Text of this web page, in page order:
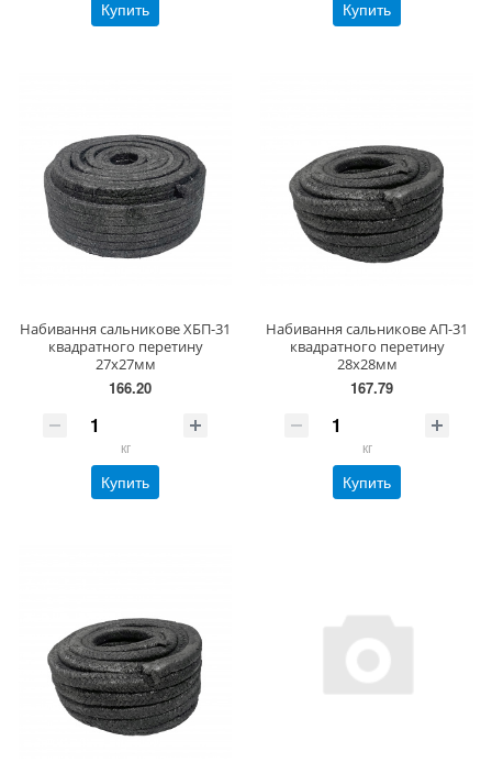
Купить Купить
Набивання сальникове ХБП-31
квадратного перетину
27х27мм
166.20
кг
Купить
Набивання сальникове АП-31
квадратного перетину
28х28мм
167.79
кг
Купить